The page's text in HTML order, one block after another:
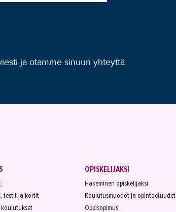
ja otamme sinuun yhteyttä.
testit ja kortit
OPISKELIJAKSI
Hakeminen opiskelijaksi
Koulutusmuodot ja opintoetuudet
Oppisopimus